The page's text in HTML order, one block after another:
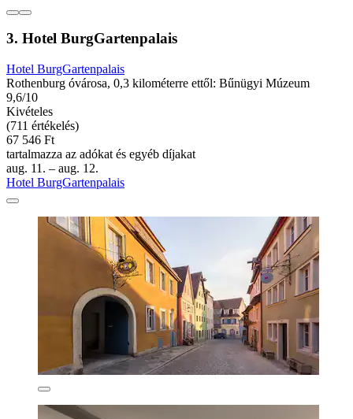
3. Hotel BurgGartenpalais
Hotel BurgGartenpalais
Rothenburg óvárosa, 0,3 kilométerre ettől: Bűnügyi Múzeum
9,6/10
Kivételes
(711 értékelés)
67 546 Ft
tartalmazza az adókat és egyéb díjakat
aug. 11. – aug. 12.
Hotel BurgGartenpalais